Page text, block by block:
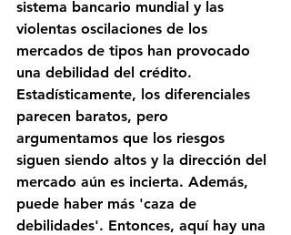
sistema bancario mundial y las
violentas oscilaciones de los
mercados de tipos han provocado
una debilidad del crédito.
Estadísticamente, los diferenciales
parecen baratos, pero
argumentamos que los riesgos
siguen siendo altos y la dirección del
mercado aún es incierta. Además,
puede haber más 'caza de
debilidades'. Entonces, aquí hay una